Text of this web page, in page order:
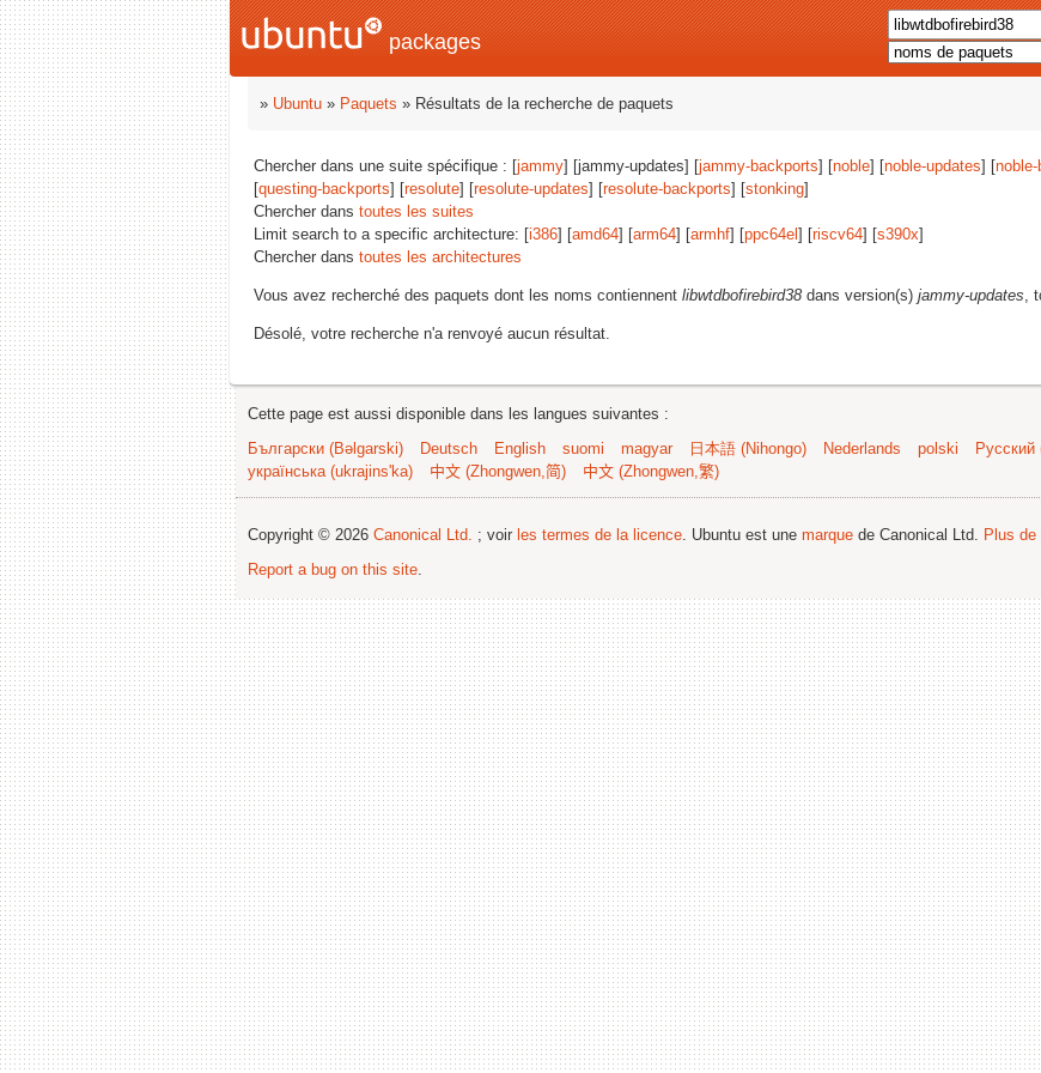
packages
» Ubuntu » Paquets » Résultats de la recherche de paquets
Chercher dans une suite spécifique : [jammy] [jammy-updates] [jammy-backports] [noble] [noble-updates] [
[questing-backports] [resolute] [resolute-updates] [resolute-backports] [stonking]
Chercher dans toutes les suites
Limit search to a specific architecture: [i386] [amd64] [arm64] [armhf] [ppc64el ] [riscv64] [s390x]
Chercher dans toutes les architectures
Vous avez recherché des paquets dont les noms contiennent libwtdbofirebird38 dans version(s) jammy-updates,
Désolé, votre recherche n'a renvoyé aucun résultat.
Cette page est aussi disponible dans les langues suivantes :
Български (Bəlgarski)
Deutsch English suomi magyar 日本語 (Nihongo) Nederlands polski Русский
українська (ukrajins'ka)
中文 (Zhongwen,简) 中文 (Zhongwen,繁)
Copyright © 2026 Canonical Ltd. ; voir les termes de la licence. Ubuntu est une marque de Canonical Ltd. Plus
Report a bug on this site.